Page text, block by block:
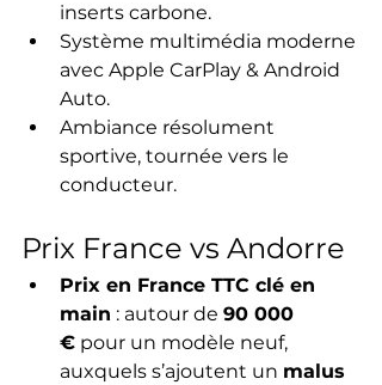
inserts carbone.
Système multimédia moderne
avec Apple CarPlay & Android
Auto.
Ambiance résolument
sportive, tournée vers le
conducteur.
Prix France vs Andorre
Prix en France TTC clé en
main : autour de 90 000
€ pour un modèle neuf,
auxquels s’ajoutent un malus